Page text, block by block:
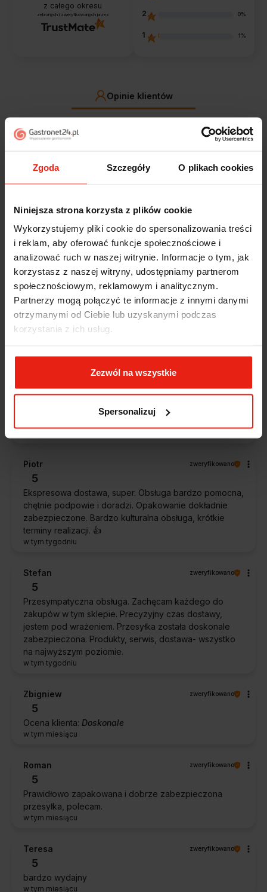
Zgoda Szczegóły O plikach cookies
Niniejsza strona korzysta z plików cookie
Wykorzystujemy pliki cookie do spersonalizowania treści
i reklam, aby oferować funkcje społecznościowe i
analizować ruch w naszej witrynie. Informacje o tym, jak
korzystasz z naszej witryny, udostępniamy partnerom
społecznościowym, reklamowym i analitycznym.
Partnerzy mogą połączyć te informacje z innymi danymi
otrzymanymi od Ciebie lub uzyskanymi podczas
korzystania z ich usług.
Zezwól na wszystkie
Spersonalizuj
z całego okresu
zebranych i zweryfikowanych przez 2 0%
1 1%
Opinie klientów
filtry
Marcin
Polecam szybko sprawnie dobrze zapakowane
Zostałem świetnie obsłużony. Brawa dla pracowników.
w tym tygodniu
Alicja zweryfikowano
5
Jestem zaskoczona, że ta paczka dotarła do mnie tak
szybko. Paczka dotarła cała i zdrowa. Szybko,
sprawnie, bez problemów. Bardzo pomocna obsługa
klienta.
w tym tygodniu
Ekspresowa realizacja zamówienia. Towar zgodny z
oczekiwaniami. Sprzedawca profesjonalny i godny
Piotr zweryfikowano
5
Ekspresowa dostawa, super. Obsługa bardzo pomocna,
chętnie podpowie i doradzi. Opakowanie dokładnie
zabezpieczone. Bardzo kulturalna obsługa, krótkie
terminy realizacji. 👍️
w tym tygodniu
Stefan zweryfikowano
5
Przesympatyczna obsługa. Zachęcam każdego do
zakupów w tym sklepie. Precyzyjny czas dostawy,
jestem pod wrażeniem. Przesyłka została doskonale
zabezpieczona. Produkty, serwis, dostawa- wszystko
na najwyższym poziomie.
w tym tygodniu
Zbigniew zweryfikowano
5
Ocena klienta: Doskonale
w tym miesiącu
Roman zweryfikowano
5
Prawidłowo zapakowana i dobrze zabezpieczona
przesyłka, polecam.
w tym miesiącu
Teresa zweryfikowano
5
bardzo wydajny
w tym miesiącu